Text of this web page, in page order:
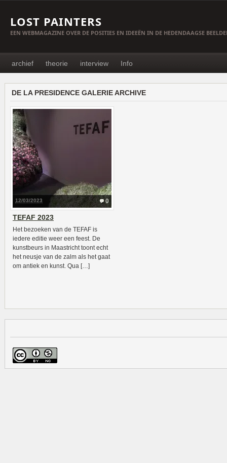
LOST PAINTERS
EEN WEBMAGAZINE OVER DE POSITIES EN IDEEËN IN DE HEDENDAAGSE
archief theorie interview Info
DE LA PRESIDENCE GALERIE ARCHIVE
0
12/03/2023
TEFAF 2023
Het bezoeken van de TEFAF is
iedere editie weer een feest. De
kunstbeurs in Maastricht toont echt
het neusje van de zalm als het gaat
om antiek en kunst. Qua […]